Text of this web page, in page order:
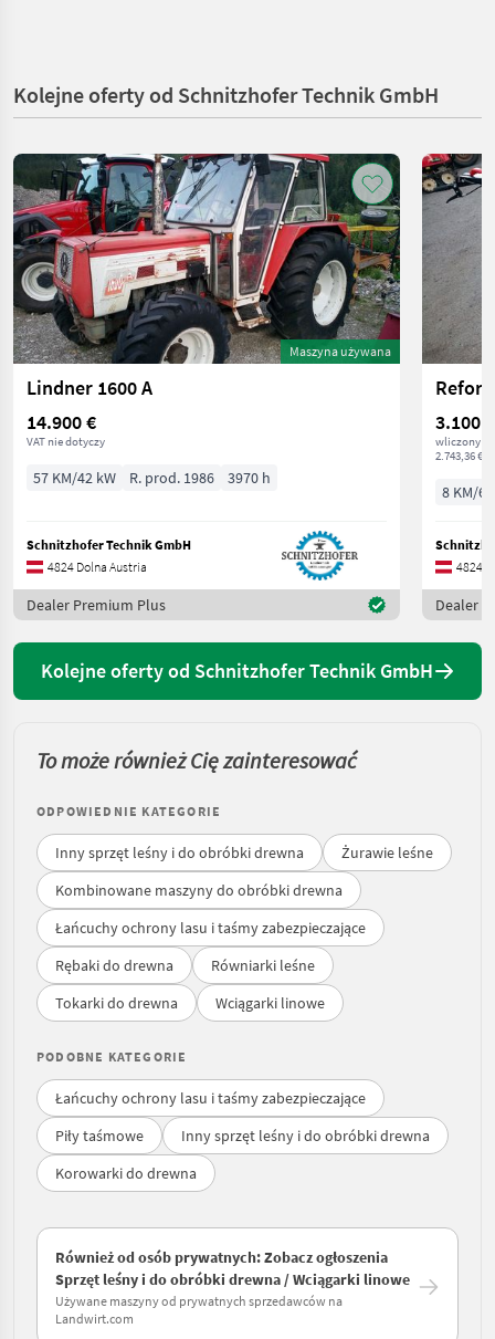
Kolejne oferty od Schnitzhofer Technik GmbH
Maszyna używana
Lindner 1600 A
14.900 €
VAT nie dotyczy
57 KM/42 kW R. prod. 1986 3970 h
Schnitzhofer Technik GmbH
4824 Dolna Austria
Dealer Premium Plus
3.100 €
wliczony
2.743,36 €
8 KM/6
4824
Dealer
Kolejne oferty od Schnitzhofer Technik GmbH
To może również Cię zainteresować
ODPOWIEDNIE KATEGORIE
Inny sprzęt leśny i do obróbki drewna
Żurawie leśne
Kombinowane maszyny do obróbki drewna
Łańcuchy ochrony lasu i taśmy zabezpieczające
Rębaki do drewna
Równiarki leśne
Tokarki do drewna
Wciągarki linowe
PODOBNE KATEGORIE
Łańcuchy ochrony lasu i taśmy zabezpieczające
Piły taśmowe
Inny sprzęt leśny i do obróbki drewna
Korowarki do drewna
Również od osób prywatnych: Zobacz ogłoszenia
Sprzęt leśny i do obróbki drewna / Wciągarki linowe
Używane maszyny od prywatnych sprzedawców na
Landwirt.com